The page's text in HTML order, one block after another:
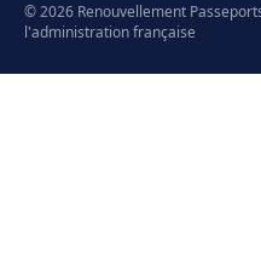
© 2026 Renouvellement
l'administration française